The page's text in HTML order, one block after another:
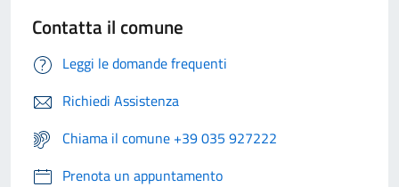
Contatta il comune
Leggi le domande frequenti
Richiedi Assistenza
Chiama il comune +39 035 927222
Prenota un appuntamento